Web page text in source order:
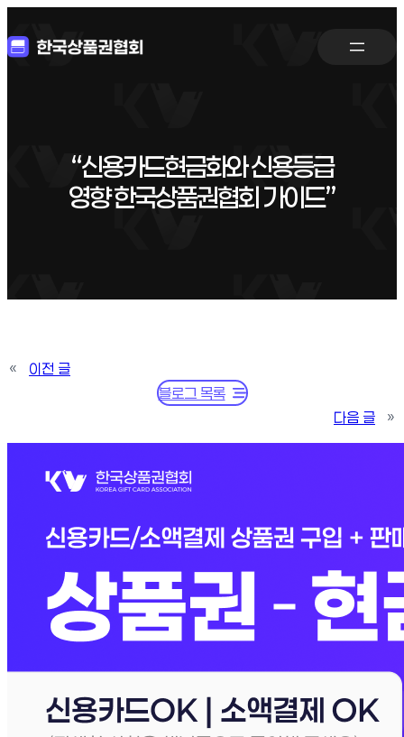
“신용카드현금화와 신용등급
영향 한국상품권협회 가이드”
«
이전 글
블로그 목록
다음 글
»